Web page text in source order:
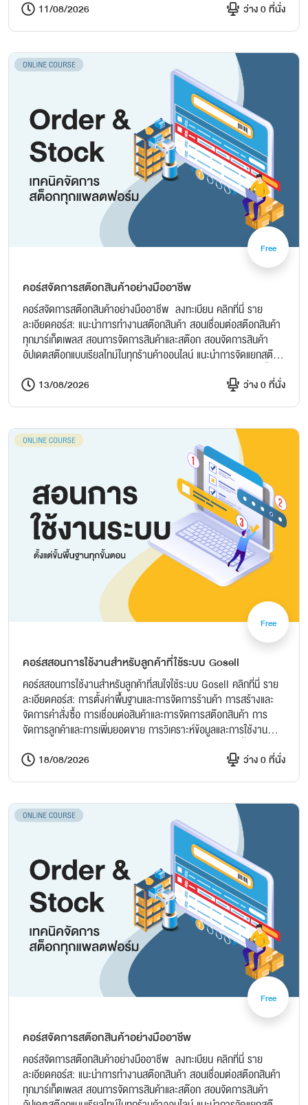
สู่ความสำเร็จที่ยิ่งใหญ่กับระบบ GoSell! 👉 พร้อมรับคำแนะนำแบบ
11/08/2026 ว่าง 0 ที่นั่ง
Free
คอร์สจัดการสต๊อกสินค้าอย่างมืออาชีพ
คอร์สจัดการสต๊อกสินค้าอย่างมืออาชีพ ลงทะเบียน คลิกที่นี่ ราย
ละเอียดคอร์ส: แนะนำการทำงานสต๊อกสินค้า สอนเชื่อมต่อสต๊อกสินค้า
ทุกมาร์เก็ตเพลส สอนการจัดการสินค้าและสต๊อก สอนจัดการสินค้า
อัปเดตสต๊อกแบบเรียลไทม์ในทุกร้านค้าออนไลน์ แนะนำการจัดแยกสต๊อก
นำสินค้าเข้าสต๊อก เข้าคลัง ถาม-ตอบ Q&A อย่ารอช้า! ความสำเร็จเริ่ม
13/08/2026 ว่าง 0 ที่นั่ง
Free
คอร์สสอนการใช้งานสำหรับลูกค้าที่ใช้ระบบ Gosell
คอร์สสอนการใช้งานสำหรับลูกค้าที่สนใจใช้ระบบ Gosell คลิกที่นี่ ราย
ละเอียดคอร์ส: การตั้งค่าพื้นฐานและการจัดการร้านค้า การสร้างและ
จัดการคำสั่งซื้อ การเชื่อมต่อสินค้าและการจัดการสต๊อกสินค้า การ
จัดการลูกค้าและการเพิ่มยอดขาย การวิเคราะห์ข้อมูลและการใช้งาน
สู่ความสำเร็จที่ยิ่งใหญ่กับระบบ GoSell! 👉 พร้อมรับคำแนะนำแบบ
18/08/2026 ว่าง 0 ที่นั่ง
Free
คอร์สจัดการสต๊อกสินค้าอย่างมืออาชีพ
คอร์สจัดการสต๊อกสินค้าอย่างมืออาชีพ ลงทะเบียน คลิกที่นี่ ราย
ละเอียดคอร์ส: แนะนำการทำงานสต๊อกสินค้า สอนเชื่อมต่อสต๊อกสินค้า
ทุกมาร์เก็ตเพลส สอนการจัดการสินค้าและสต๊อก สอนจัดการสินค้า